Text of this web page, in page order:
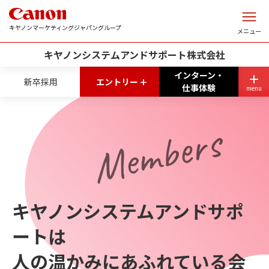
キヤノンマーケティングジャパングループ メニュー
menu
キヤノンシステムアンドサポート株式会社
新卒採用 エントリー +
インターン・
仕事体験
Members
キヤノンシステムアンドサポ
ートは
人の温かみにあふれている会